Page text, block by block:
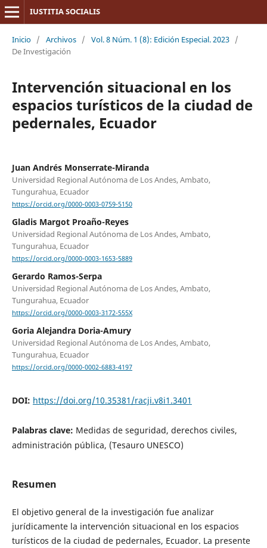
IUSTITIA SOCIALIS
Inicio / Archivos / Vol. 8 Núm. 1 (8): Edición Especial. 2023 /
De Investigación
Intervención situacional en los
espacios turísticos de la ciudad de
pedernales, Ecuador
Juan Andrés Monserrate-Miranda
Universidad Regional Autónoma de Los Andes, Ambato,
Tungurahua, Ecuador
https://orcid.org/0000-0003-0759-5150
Gladis Margot Proaño-Reyes
Universidad Regional Autónoma de Los Andes, Ambato,
Tungurahua, Ecuador
https://orcid.org/0000-0003-1653-5889
Gerardo Ramos-Serpa
Universidad Regional Autónoma de Los Andes, Ambato,
Tungurahua, Ecuador
https://orcid.org/0000-0003-3172-555X
Goria Alejandra Doria-Amury
Universidad Regional Autónoma de Los Andes, Ambato,
Tungurahua, Ecuador
https://orcid.org/0000-0002-6883-4197
DOI: https://doi.org/10.35381/racji.v8i1.3401
Palabras clave: Medidas de seguridad, derechos civiles,
administración pública, (Tesauro UNESCO)
Resumen
El objetivo general de la investigación fue analizar
jurídicamente la intervención situacional en los espacios
turísticos de la ciudad de pedernales, Ecuador. La presente